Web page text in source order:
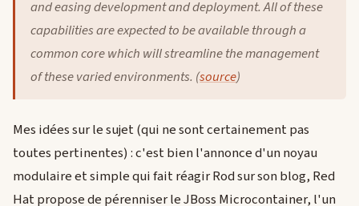
and easing development and deployment. All of these
capabilities are expected to be available through a
common core which will streamline the management
of these varied environments. (source)
Mes idées sur le sujet (qui ne sont certainement pas
toutes pertinentes) : c'est bien l'annonce d'un noyau
modulaire et simple qui fait réagir Rod sur son blog, Red
Hat propose de pérenniser le JBoss Microcontainer, l'un